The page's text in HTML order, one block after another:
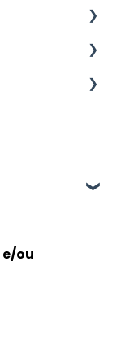
os
Assinatura
Desconto
ou